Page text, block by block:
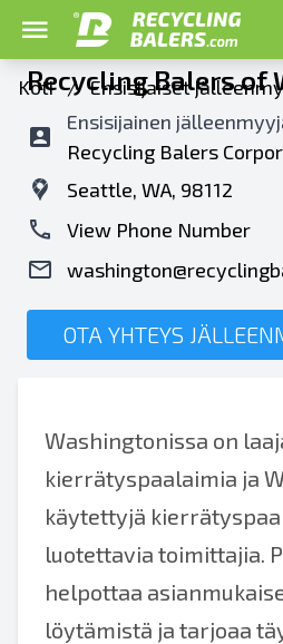
Koti / Ensisijaiset
Recycling Balers of
Ensisijainen
Recycling Balers
Seattle, WA, 98112
View Phone Number
OTA YHTEYS
Washingtonissa on
kierrätyspaalaimia ja
käytettyjä
luotettavia toimittajia.
helpottaa
löytämistä ja tarjoaa